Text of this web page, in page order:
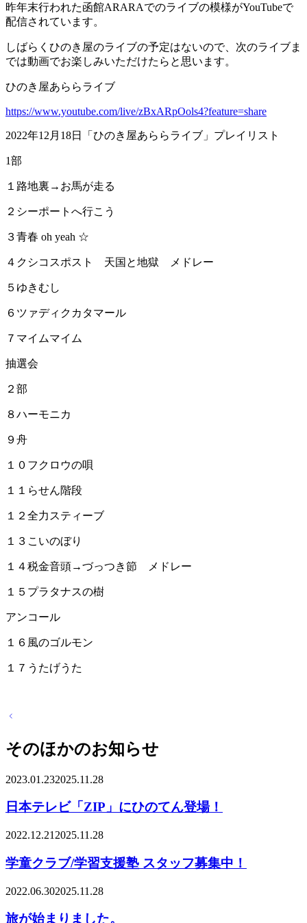
昨年末行われた函館ARARAでのライブの模様がYouTubeで
配信されています。
しばらくひのき屋のライブの予定はないので、次のライブま
では動画でお楽しみいただけたらと思います。
ひのき屋あららライブ
https://www.youtube.com/live/zBxARpOols4?feature=share
2022年12月18日「ひのき屋あららライブ」プレイリスト
1部
１路地裏→お馬が走る
２シーポートへ行こう
３青春 oh yeah ☆
４クシコスポスト 天国と地獄 メドレー
５ゆきむし
６ツァディクカタマール
７マイムマイム
抽選会
２部
８ハーモニカ
９舟
１０フクロウの唄
１１らせん階段
１２全力スティーブ
１３こいのぼり
１４税金音頭→づっつき節 メドレー
１５プラタナスの樹
アンコール
１６風のゴルモン
１７うたげうた
投
ナ
ビ
ゲ
シ
ョ
ン
そのほかのお知らせ
2023.01.232025.11.28
日本テレビ「ZIP」にひのてん登場！
2022.12.21 2025.11.28
学童クラブ/学習支援塾 スタッフ募集中！
2022.06.302025.11.28
旅が始まりました。